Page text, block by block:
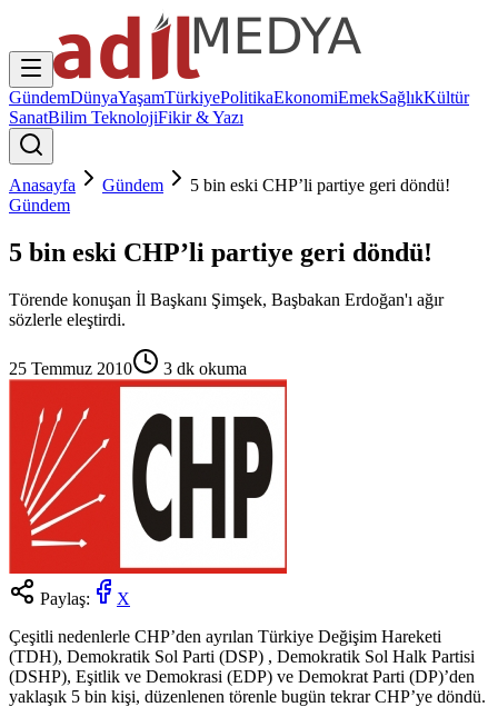
GündemDünyaYaşamTürkiyePolitikaEkonomiEmekSağlıkKültür
SanatBilim TeknolojiFikir & Yazı
Anasayfa Gündem
5 bin eski CHP’li partiye geri döndü!
Gündem
5 bin eski CHP’li partiye geri döndü!
Törende konuşan İl Başkanı Şimşek, Başbakan Erdoğan'ı ağır
sözlerle eleştirdi.
25 Temmuz 2010 3 dk okuma
Paylaş:
X
Çeşitli nedenlerle CHP’den ayrılan Türkiye Değişim Hareketi
(TDH), Demokratik Sol Parti (DSP) , Demokratik Sol Halk Partisi
(DSHP), Eşitlik ve Demokrasi (EDP) ve Demokrat Parti (DP)’den
yaklaşık 5 bin kişi, düzenlenen törenle bugün tekrar CHP’ye döndü.